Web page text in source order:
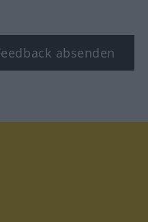
absenden